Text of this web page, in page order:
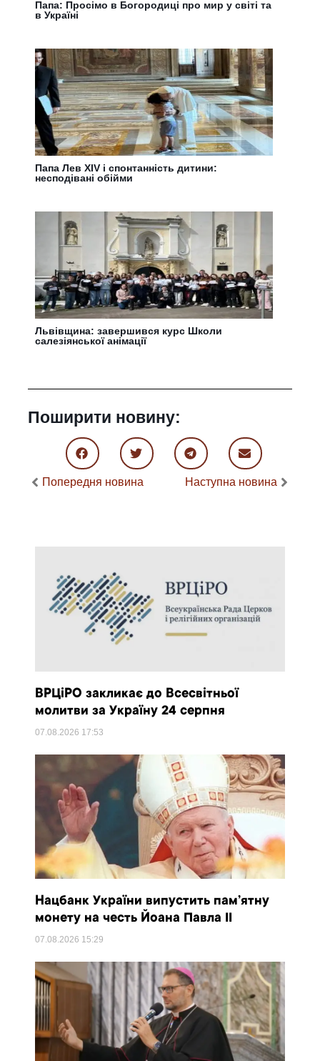
Папа: Просімо в Богородиці про мир у світі та
в Україні
Папа Лев XIV і спонтанність дитини:
несподівані обійми
Львівщина: завершився курс Школи
салезіянської анімації
Поширити новину:
Попередня новина Наступна новина
ВРЦіРО закликає до Всесвітньої
молитви за Україну 24 серпня
07.08.2026 17:53
Нацбанк України випустить пам’ятну
монету на честь Йоана Павла II
07.08.2026 15:29